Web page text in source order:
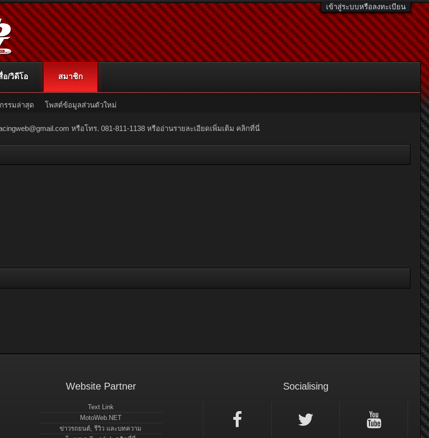
เข้าสู่ระบบหรือลงทะเบียน
หรือโทร. 081-811-1138 หรืออ่านรายละเอียดเพิ่มเติม คลิกที่นี่
อ/วิดีโอ สมาชิก
รรมล่าสุด โพสต์ข้อมูลส่วนตัวใหม่
Website Partner
Text Link
MotoWeb.NET
ข่าวรถยนต์, รีวิว และบทความ
Socialising